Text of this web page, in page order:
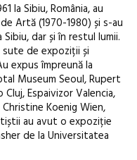
la Sibiu, România, au
Artă (1970-1980) și s-au
dar și în restul lumii.
de expoziții și
expus împreună la
Museum Seoul, Rupert
Espaivizor Valencia,
Koenig Wien,
au avut o expoziție
de la Universitatea